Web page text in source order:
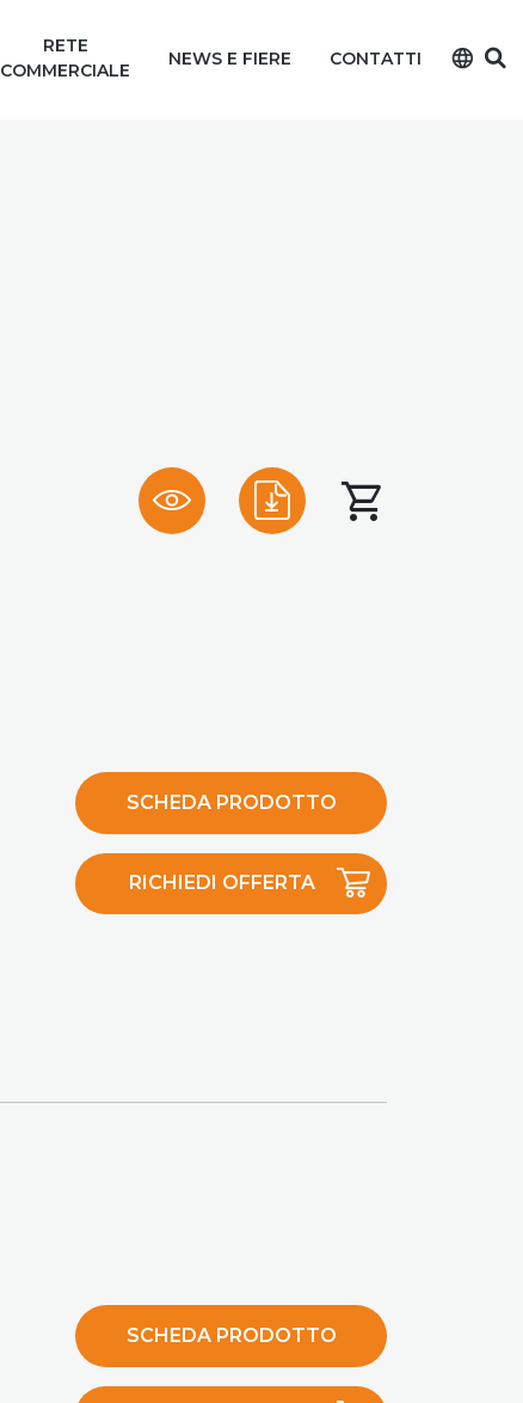
RETE
COMMERCIALE
NEWS E FIERE CONTATTI language
shopping_cart
SCHEDA PRODOTTO
RICHIEDI OFFERTA
SCHEDA PRODOTTO